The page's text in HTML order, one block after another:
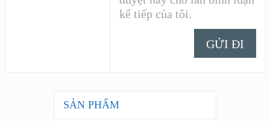
kế tiếp của tôi.
SẢN PHẨM